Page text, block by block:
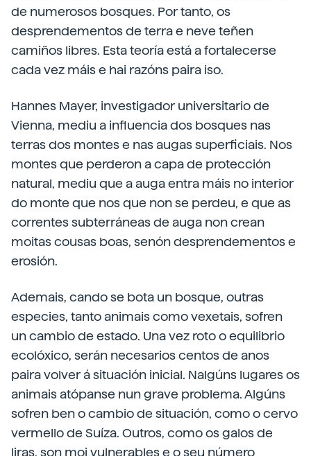
de numerosos bosques. Por tanto, os
desprendementos de terra e neve teñen
camiños libres. Esta teoría está a fortalecerse
cada vez máis e hai razóns paira iso.
Hannes Mayer, investigador universitario de
Vienna, mediu a influencia dos bosques nas
terras dos montes e nas augas superficiais. Nos
montes que perderon a capa de protección
natural, mediu que a auga entra máis no interior
do monte que nos que non se perdeu, e que as
correntes subterráneas de auga non crean
moitas cousas boas, senón desprendementos e
erosión.
Ademais, cando se bota un bosque, outras
especies, tanto animais como vexetais, sofren
un cambio de estado. Una vez roto o equilibrio
ecolóxico, serán necesarios centos de anos
paira volver á situación inicial. Nalgúns lugares os
animais atópanse nun grave problema. Algúns
sofren ben o cambio de situación, como o cervo
vermello de Suíza. Outros, como os galos de
liras, son moi vulnerables e o seu número